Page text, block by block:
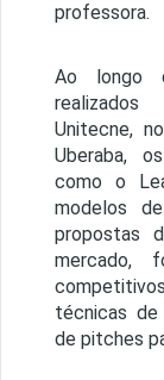
professora.
Ao longo
Unitecne,
Uberaba,
como o
modelos
propostas
mercado,
técnicas de
de pitches